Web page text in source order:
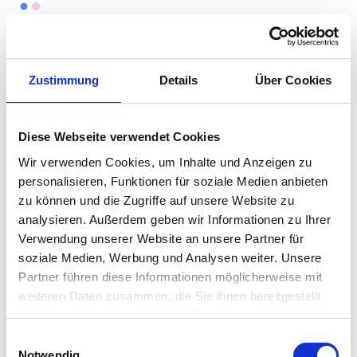
Zustimmung Details Über Cookies
Diese Webseite verwendet Cookies
Wir verwenden Cookies, um Inhalte und Anzeigen zu
personalisieren, Funktionen für soziale Medien anbieten
zu können und die Zugriffe auf unsere Website zu
analysieren. Außerdem geben wir Informationen zu Ihrer
Verwendung unserer Website an unsere Partner für
soziale Medien, Werbung und Analysen weiter. Unsere
Partner führen diese Informationen möglicherweise mit
weiteren Daten zusammen, die Sie ihnen bereitgestellt
haben oder die sie im Rahmen Ihrer Nutzung der Dienste
Datenschutzerklärung
Farbe
pad - VW Bulli
STICKER Kissenhülle
Ab35,00 €
Variantenauswählen